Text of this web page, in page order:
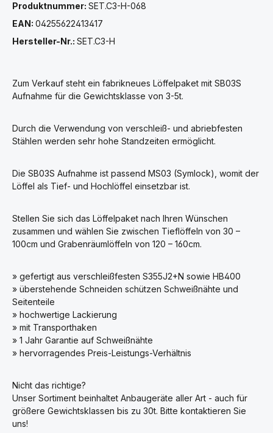
Produktnummer: SET.C3-H-068
EAN: 04255622413417
Hersteller-Nr.: SET.C3-H
Zum Verkauf steht ein fabrikneues Löffelpaket mit SB03S
Aufnahme für die Gewichtsklasse von 3-5t.
Durch die Verwendung von verschleiß- und abriebfesten
Stählen werden sehr hohe Standzeiten ermöglicht.
Die SB03S Aufnahme ist passend MS03 (Symlock), womit der
Löffel als Tief- und Hochlöffel einsetzbar ist.
Stellen Sie sich das Löffelpaket nach Ihren Wünschen
zusammen und wählen Sie zwischen Tieflöffeln von 30 –
100cm und Grabenräumlöffeln von 120 – 160cm.
» gefertigt aus verschleißfesten S355J2+N sowie HB400
» überstehende Schneiden schützen Schweißnähte und
Seitenteile
» hochwertige Lackierung
» mit Transporthaken
» 1 Jahr Garantie auf Schweißnähte
» hervorragendes Preis-Leistungs-Verhältnis
Nicht das richtige?
Unser Sortiment beinhaltet Anbaugeräte aller Art - auch für
größere Gewichtsklassen bis zu 30t. Bitte kontaktieren Sie
uns!